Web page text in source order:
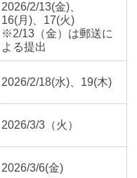
2026/2/13(金)、
16(月)、17(火)
※2/13（金）は郵送に
よる提出
2026/2/18(水)、19(木)
2026/3/3（火）
2026/3/6(金)